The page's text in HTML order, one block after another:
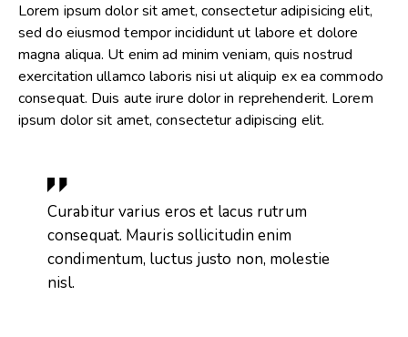
Lorem ipsum dolor sit amet, consectetur adipisicing elit,
sed do eiusmod tempor incididunt ut labore et dolore
magna aliqua. Ut enim ad minim veniam, quis nostrud
exercitation ullamco laboris nisi ut aliquip ex ea commodo
consequat. Duis aute irure dolor in reprehenderit. Lorem
ipsum dolor sit amet, consectetur adipiscing elit.
Curabitur varius eros et lacus rutrum
consequat. Mauris sollicitudin enim
condimentum, luctus justo non, molestie
nisl.